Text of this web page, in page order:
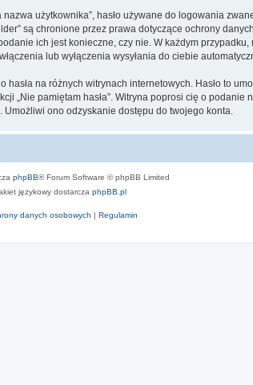
użytkownika”, hasło używane do logowania
są chronione przez prawa dotyczące ochrony
ich jest konieczne, czy nie. W każdym
lub wyłączenia wysyłania do ciebie
na różnych witrynach internetowych. Hasło to
„Nie pamiętam hasła”. Witryna poprosi cię o
ono odzyskanie dostępu do twojego konta.
phpBB® Forum Software © phpBB Limited
językowy dostarcza phpBB.pl
danych osobowych | Regulamin